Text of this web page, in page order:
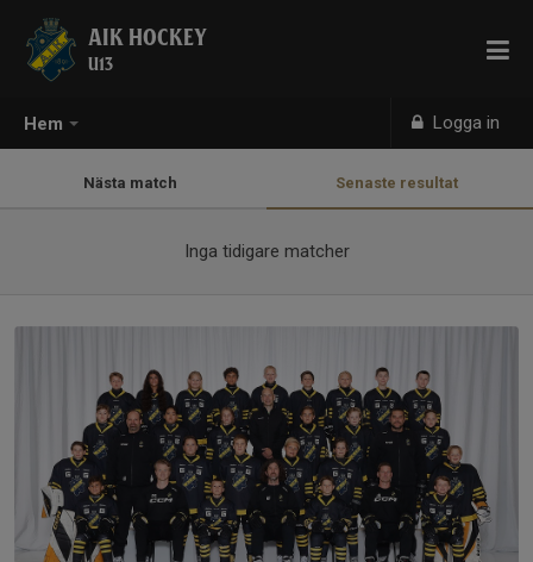
Hem Logga in
AIK HOCKEY
U13
Nästa match Senaste resultat
Inga tidigare matcher